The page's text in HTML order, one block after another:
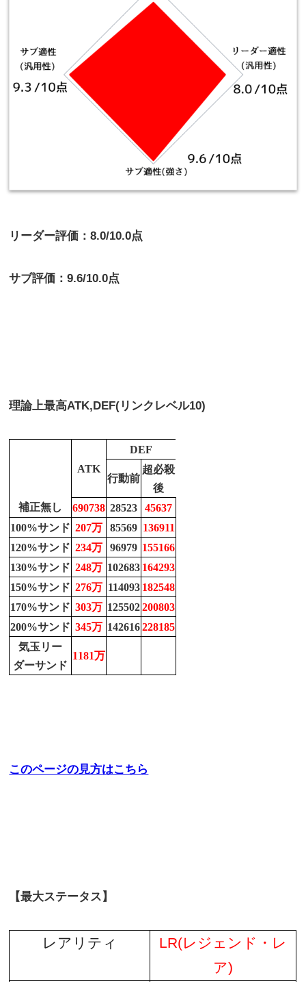
リーダー評価：8.0/10.0点
サブ評価：9.6/10.0点
理論上最高ATK,DEF(リンクレベル10)
ATK
DEF
行動前
超必殺
後
補正無し
690738 28523
45637
100%サンド 207万 85569 136911
120%サンド 234万 96979 155166
130%サンド 248万 102683 164293
150%サンド 276万 114093 182548
170%サンド 303万 125502 200803
200%サンド 345万 142616 228185
気玉リー
ダーサンド
1181万
このページの見方はこちら
【最大ステータス】
レアリティ
LR(レジェンド・レ
ア)